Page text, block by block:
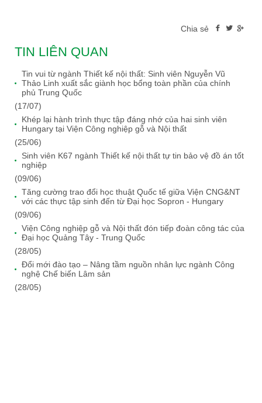
Chia sẻ
TIN LIÊN QUAN
Tin vui từ ngành Thiết kế nội thất: Sinh viên Nguyễn Vũ
Thảo Linh xuất sắc giành học bổng toàn phần của chính
phủ Trung Quốc
(17/07)
Khép lại hành trình thực tập đáng nhớ của hai sinh viên
Hungary tại Viện Công nghiệp gỗ và Nội thất
(25/06)
Sinh viên K67 ngành Thiết kế nội thất tự tin bảo vệ đồ án tốt
nghiệp
(09/06)
Tăng cường trao đổi học thuật Quốc tế giữa Viện CNG&NT
với các thực tập sinh đến từ Đại học Sopron - Hungary
(09/06)
Viện Công nghiệp gỗ và Nội thất đón tiếp đoàn công tác của
Đại học Quảng Tây - Trung Quốc
(28/05)
Đổi mới đào tạo – Nâng tầm nguồn nhân lực ngành Công
nghệ Chế biến Lâm sản
(28/05)